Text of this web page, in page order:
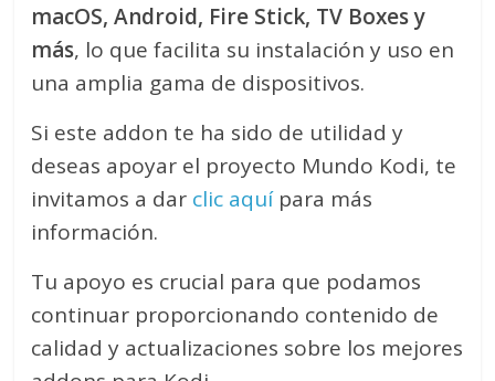
macOS, Android, Fire Stick, TV Boxes y
más, lo que facilita su instalación y uso en
una amplia gama de dispositivos.
Si este addon te ha sido de utilidad y
deseas apoyar el proyecto Mundo Kodi, te
invitamos a dar clic aquípara más
información.
Tu apoyo es crucial para que podamos
continuar proporcionando contenido de
calidad y actualizaciones sobre los mejores